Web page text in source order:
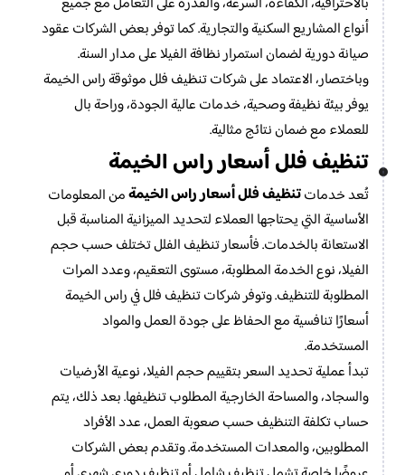
أنواع المشاريع السكنية والتجارية. كما توفر بعض الشركات عقود
صيانة دورية لضمان استمرار نظافة الفيلا على مدار السنة.
وباختصار، الاعتماد على شركات تنظيف فلل موثوقة راس الخيمة
يوفر بيئة نظيفة وصحية، خدمات عالية الجودة، وراحة بال
للعملاء مع ضمان نتائج مثالية.
تنظيف فلل أسعار راس الخيمة
تُعد خدماتتنظيف فلل أسعار راس الخيمةمن المعلومات
الأساسية التي يحتاجها العملاء لتحديد الميزانية المناسبة قبل
الاستعانة بالخدمات. فأسعار تنظيف الفلل تختلف حسب حجم
الفيلا، نوع الخدمة المطلوبة، مستوى التعقيم، وعدد المرات
المطلوبة للتنظيف. وتوفر شركات تنظيف فلل في راس الخيمة
أسعارًا تنافسية مع الحفاظ على جودة العمل والمواد
المستخدمة.
تبدأ عملية تحديد السعر بتقييم حجم الفيلا، نوعية الأرضيات
والسجاد، والمساحة الخارجية المطلوب تنظيفها. بعد ذلك، يتم
حساب تكلفة التنظيف حسب صعوبة العمل، عدد الأفراد
المطلوبين، والمعدات المستخدمة. وتقدم بعض الشركات